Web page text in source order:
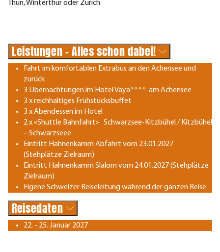
Thun, Winterthur oder Zürich
Leistungen - Alles schon dabei!
Fahrt im komfortablen Extrabus an den Achensee und
zurück
3 Übernachtungen im Hotel Vaya**** am Achensee
3 x reichhaltiges Frühstücksbuffet
3 x Abendessen im Hotel
2 x «Shuttle Bahnfahrt» Schwarzsee-Kitzbühel / Kitzbühel
– Schwarzseee
Eintritt Hahnenkamm Abfahrt vom 23.01.2027
(Stehplätze Zielraum)
Eintritt Hahnenkamm Slalom vom 24.01.2027 (Stehplätze
Zielraum)
Eigene Schweizer Reiseleitung während der ganzen Reise
Reisedaten
22. - 25. Januar 2027